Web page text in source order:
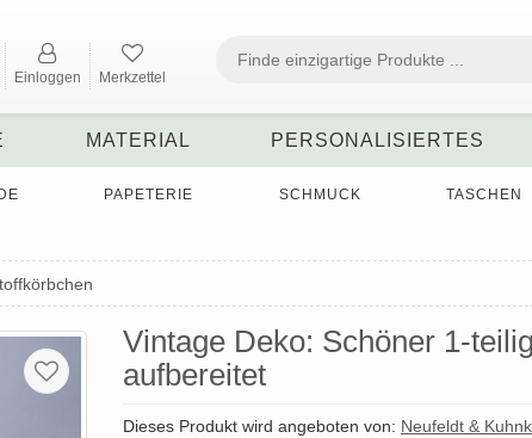
Einloggen Merkzettel
MATERIAL PERSONALISIERTES
PAPETERIE SCHMUCK TASCHEN
Vintage Deko: Schöner 1-
aufbereitet
Dieses Produkt wird angeboten von: Neufeldt &